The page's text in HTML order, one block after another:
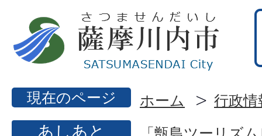
現在のページ ホーム 行政情
あしあと